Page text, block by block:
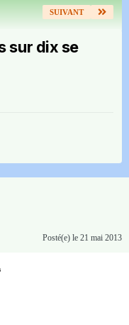
SUIVANT
sur dix se
Posté(e) le 21 mai 2013